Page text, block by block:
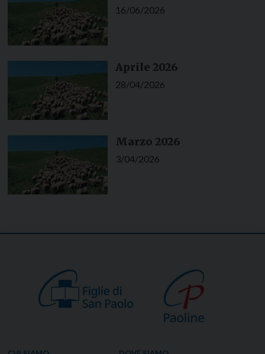
16/06/2026
Aprile 2026
28/04/2026
Marzo 2026
3/04/2026